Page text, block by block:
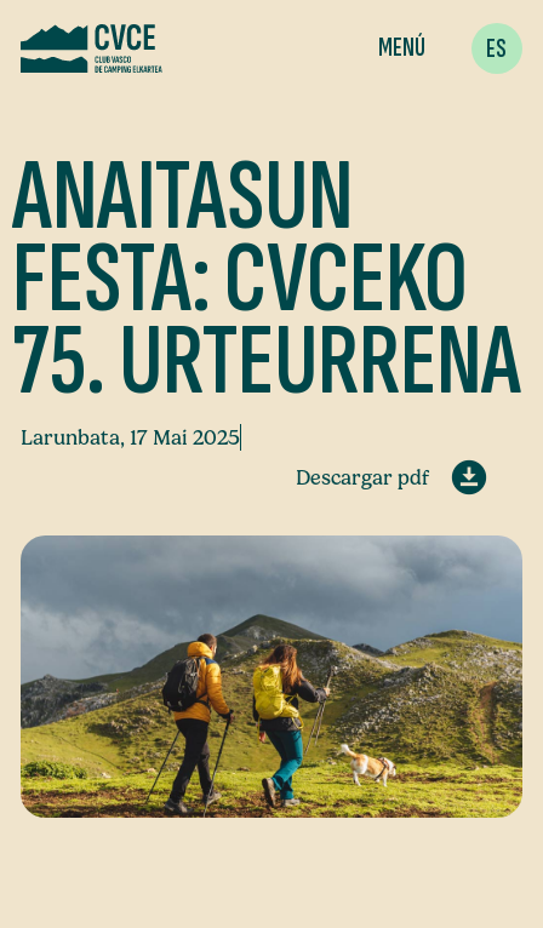
MENÚ ES
ANAITASUN
FESTA: CVCEKO
75. URTEURRENA
Larunbata, 17 Mai 2025
Descargar pdf